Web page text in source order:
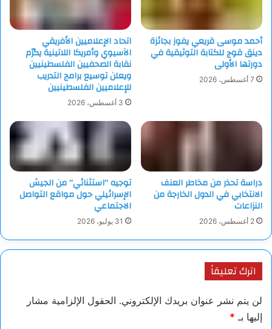
أحمد موسى قريعي يفوز بجائزة
دينق قوج للكتابة التوثيقية في
دورتها الأولى
7 أغسطس، 2026
اتحاد الإعلاميين الأفريقي
الآسيوي وأمريكا اللاتينية يكرّم
نقابة الصحفيين الفلسطينيين
ويعلن توسيع برامج التدريب
للإعلاميين الفلسطينيين
3 أغسطس، 2026
دراسة تحذر من مخاطر العنف
الانتخابي في الدول الخارجة من
النزاعات
2 أغسطس، 2026
توجيه “استثنائي” من الجيش
الإسرائيلي حول مواقع التواصل
الاجتماعي
31 يوليو، 2026
اترك تعليقاً
لن يتم نشر عنوان بريدك الإلكتروني. الحقول الإلزامية مشار
إليها بـ *